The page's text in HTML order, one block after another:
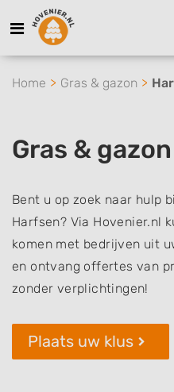
Home Gras & gazon
Gras &
Bent u op zoek naar hulp
Harfsen? Via Hovenier.nl
komen met bedrijven uit
en ontvang offertes van
zonder verplichtingen!
Plaats uw klus